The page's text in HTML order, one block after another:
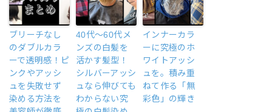
ブリーチなし
のダブルカラ
ーで透明感！ピ
ンクやアッシ
ュを失敗せず
染める方法を
40代〜60代メ
ンズの白髪を
活かす髪型！
シルバーアッシ
ュなら伸びても
わからない究
インナーカラ
ーに究極のホ
ワイトアッシ
ュを。積み重
ねて作る「無
彩色」の輝き